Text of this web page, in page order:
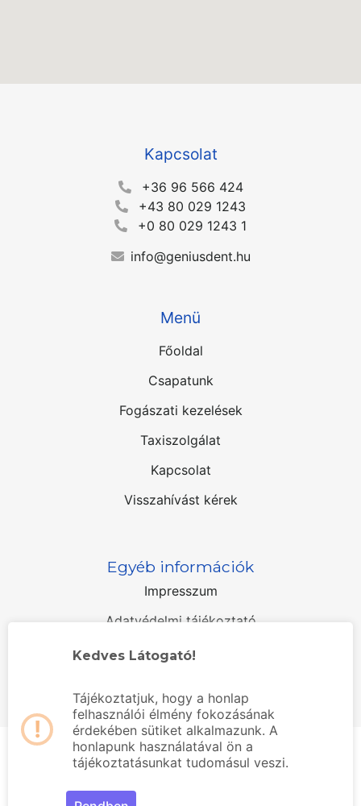
Kapcsolat
+36 96 566 424
+43 80 029 1243
+0 80 029 1243 1
info@geniusdent.hu
Menü
Főoldal
Csapatunk
Fogászati kezelések
Taxiszolgálat
Kapcsolat
Visszahívást kérek
Egyéb információk
Impresszum
Adatvédelmi tájékoztató
© 2026 Genius Dent - fogorvos, fogászat
!
Kedves Látogató!
Tájékoztatjuk, hogy a honlap
felhasználói élmény fokozásának
érdekében sütiket alkalmazunk. A
honlapunk használatával ön a
tájékoztatásunkat tudomásul veszi.